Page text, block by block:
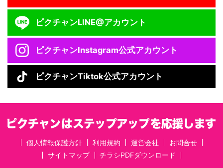
ピクチャンLINE@アカウント
ピクチャンInstagram公式アカウント
ピクチャンTiktok公式アカウント
個人情報保護方針 利用規約 運営会社
お問合せ
サイトマップ
チラシPDFダウンロード